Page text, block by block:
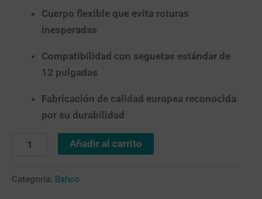
Cuerpo flexible que evita roturas
inesperadas
Compatibilidad con seguetas estándar de
12 pulgadas
Fabricación de calidad europea reconocida
por su durabilidad
Añadir al carrito
Categoría: Bahco